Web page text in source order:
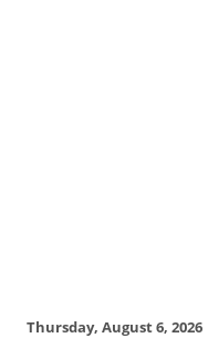
Thursday, August 6, 2026